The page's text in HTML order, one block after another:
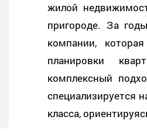
жилой
пригороде. За
компании,
планировки
комплексный
специализируется
класса,